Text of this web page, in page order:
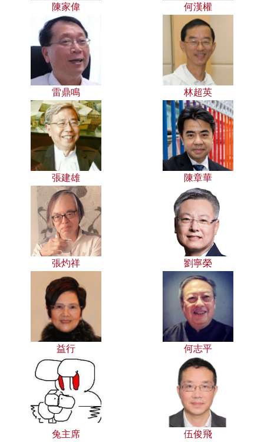
陳家偉 何漢權
雷鼎鳴 林超英
張建雄 陳章華
張灼祥 劉寧榮
益行 何志平
兔主席 伍俊飛